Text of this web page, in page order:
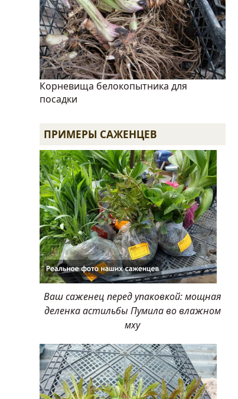
Корневища белокопытника для
посадки
ПРИМЕРЫ САЖЕНЦЕВ
Ваш саженец перед упаковкой: мощная
деленка астильбы Пумила во влажном
мху